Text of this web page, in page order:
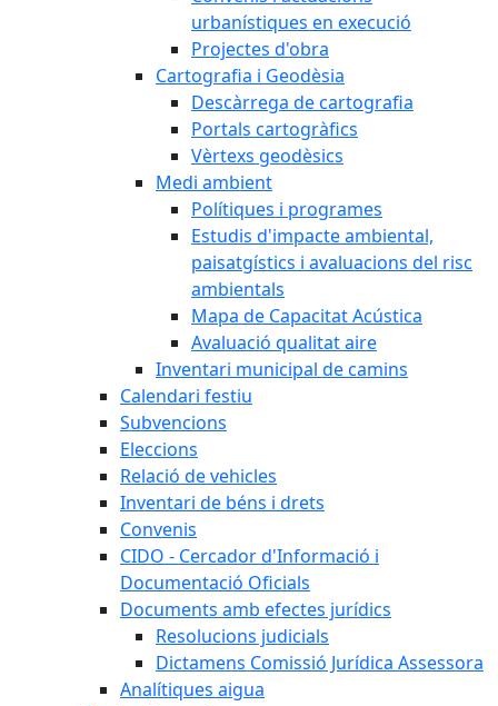
urbanístiques en execució
Projectes d'obra
Cartografia i Geodèsia
Descàrrega de cartografia
Portals cartogràfics
Vèrtexs geodèsics
Medi ambient
Polítiques i programes
Estudis d'impacte ambiental,
paisatgístics i avaluacions del risc
ambientals
Mapa de Capacitat Acústica
Avaluació qualitat aire
Inventari municipal de camins
Calendari festiu
Subvencions
Eleccions
Relació de vehicles
Inventari de béns i drets
Convenis
CIDO - Cercador d'Informació i
Documentació Oficials
Documents amb efectes jurídics
Resolucions judicials
Dictamens Comissió Jurídica Assessora
Analítiques aigua